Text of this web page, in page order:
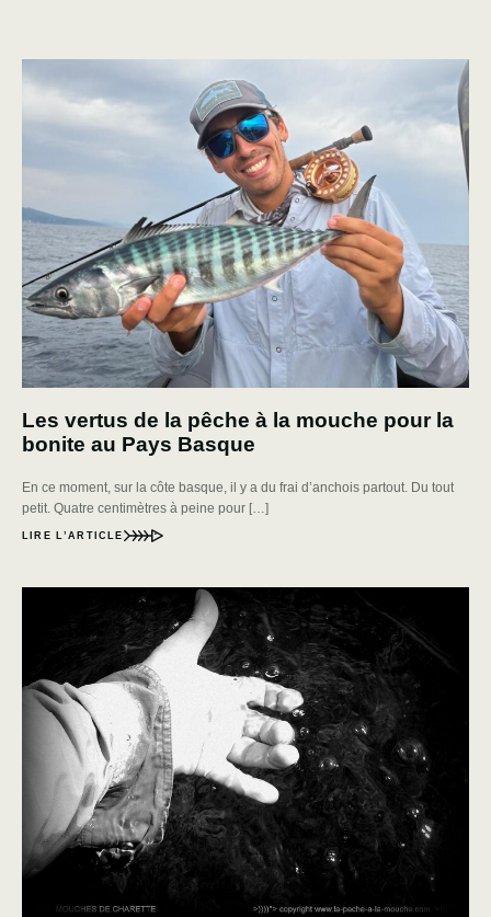
Les vertus de la pêche à la mouche pour la
bonite au Pays Basque
En ce moment, sur la côte basque, il y a du frai d’anchois partout. Du tout
petit. Quatre centimètres à peine pour […]
LIRE L’ARTICLE